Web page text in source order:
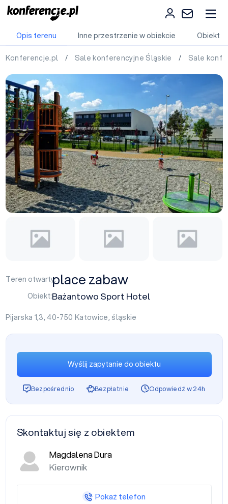
Opis terenu Inne przestrzenie w obiekcie Obiekt
Konferencje.pl / Sale konferencyjne Śląskie / Sale
Teren otwarty:place zabaw
Obiekt:Bażantowo Sport Hotel
Pijarska 1,3, 40-750 Katowice, śląskie
Wyślij zapytanie do obiektu
Bezpośrednio Bezpłatnie Odpowiedź w 24h
Skontaktuj się z obiektem
Magdalena Dura
Kierownik
Pokaż telefon